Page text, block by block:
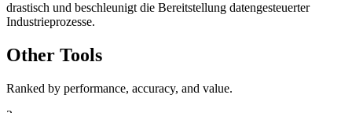
drastisch und beschleunigt die Bereitstellung datengesteuerter
Industrieprozesse.
Other Tools
Ranked by performance, accuracy, and value.